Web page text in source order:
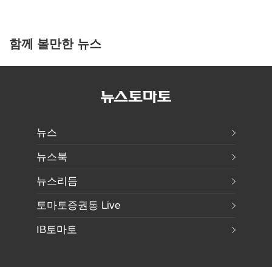
함께 볼만한 뉴스
뉴스
뉴스북
뉴스리듬
토마토증권통 Live
IB토마토